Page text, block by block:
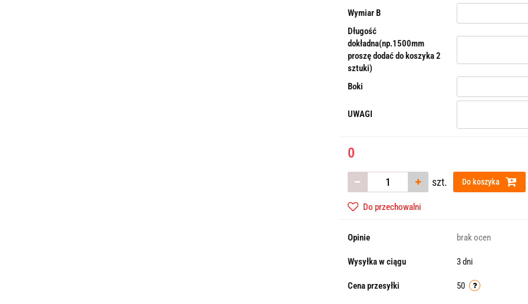
Wymiar B
Długość
dokładna(np.1500mm
proszę dodać do koszyka 2
sztuki)
Boki
UWAGI
0
szt. Do koszyka
Do przechowalni
Opinie brak ocen
Wysyłka w ciągu 3 dni
Cena przesyłki 50